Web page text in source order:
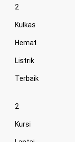
2
Kulkas
Hemat
Listrik
Terbaik
2
Kursi